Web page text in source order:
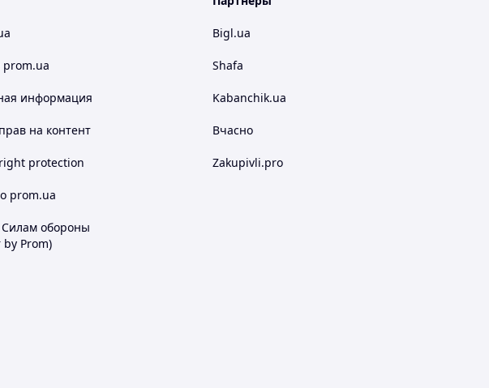
prom.ua
информация
на контент
protection
prom.ua
обороны
by Prom)
Bigl.ua
Shafa
Kabanchik.ua
Вчасно
Zakupivli.pro